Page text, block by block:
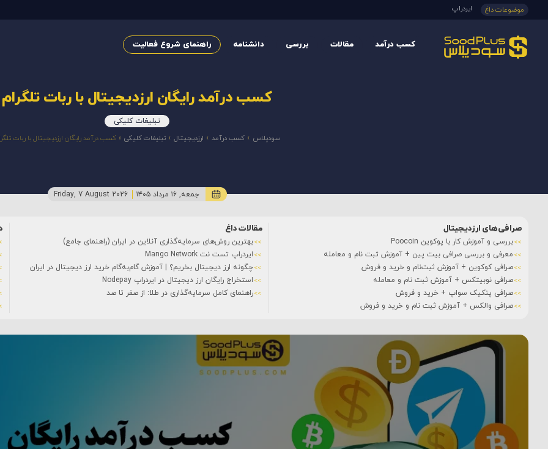
موضوعات داغ ایردراپ
کسب درآمد مقالات بررسی دانشنامه راهنمای شروع فعالیت
کسب درآمد رایگان ارزدیجیتال با ربات تلگرام
تبلیغات کلیکی
سودپلاس »کسب درآمد » ارزدیجیتال »تبلیغات کلیکی »کسب درآمد رایگان ارزدیجیتال با ربات
جمعه, ۱۶ مرداد ۱۴۰۵ Friday, 7 August 2026
صرافی‌های ارزدیجیتال
بررسی و آموزش کار با پوکوین Poocoin
معرفی و بررسی صرافی بیت پین + آموزش ثبت نام و معامله
صرافی کوکوین + آموزش ثبت‌نام و خرید و فروش
صرافی نوبیتکس + آموزش ثبت نام و معامله
صرافی پنکیک سواپ + خرید و فروش
صرافی والکس + آموزش ثبت نام و خرید و فروش
مقالات داغ
بهترین روش‌های سرمایه‌گذاری آنلاین در ایران (راهنمای جامع)
ایردراپ تست نت Mango Network
چگونه ارز دیجیتال بخریم؟ | آموزش گام‌به‌گام خرید ارز دیجیتال در ایران
استخراج رایگان ارز دیجیتال در ایردراپ Nodepay
راهنمای کامل سرمایه‌گذاری در طلا: از صفر تا صد